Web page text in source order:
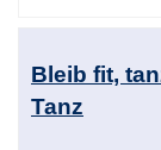
Bleib fit,
Tanz